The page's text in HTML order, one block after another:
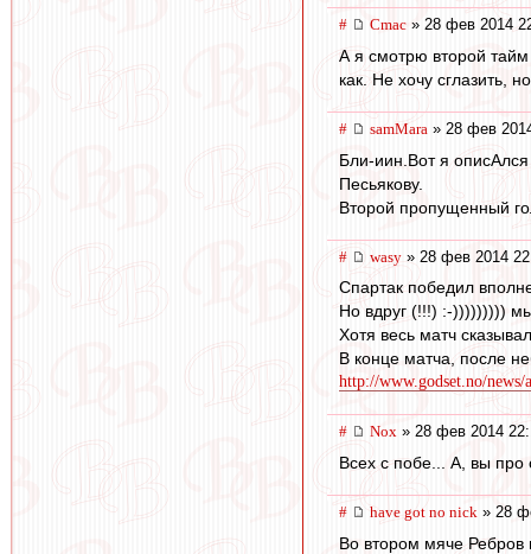
# Cmac » 28 фев 2014
А я смотрю второй
как. Не хочу сглазить,
# samMara » 28 фев
Бли-иин.Вот я
Песьякову.
Второй пропущенный
# wasy » 28 фев 2014
Спартак победил
Но вдруг (!!!) :-)))))))))
Хотя весь матч
В конце матча, после
http://www.godset.no/
# Nox » 28 фев 2014
Всех с побе... А, вы про
# have got no nick » 28
Во втором мяче Ребров